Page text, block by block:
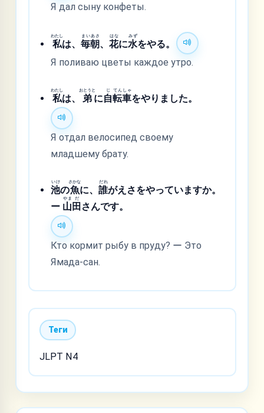
Я дал сыну конфеты.
私
わたし
は、毎
まい
朝
あさ
、花
はな
に水
みず
をやる。
Я поливаю цветы каждое утро.
私
わたし
は、 弟
おとうと
に自
じ
転
てん
車
しゃ
をやりました。
Я отдал велосипед своему
младшему брату.
池
いけ
の魚
さかな
に、誰
だれ
がえさをやっていますか。
ー 山
やま
田
だ
さんです。
Кто кормит рыбу в пруду? ー Это
Ямада-сан.
Теги
JLPT N4